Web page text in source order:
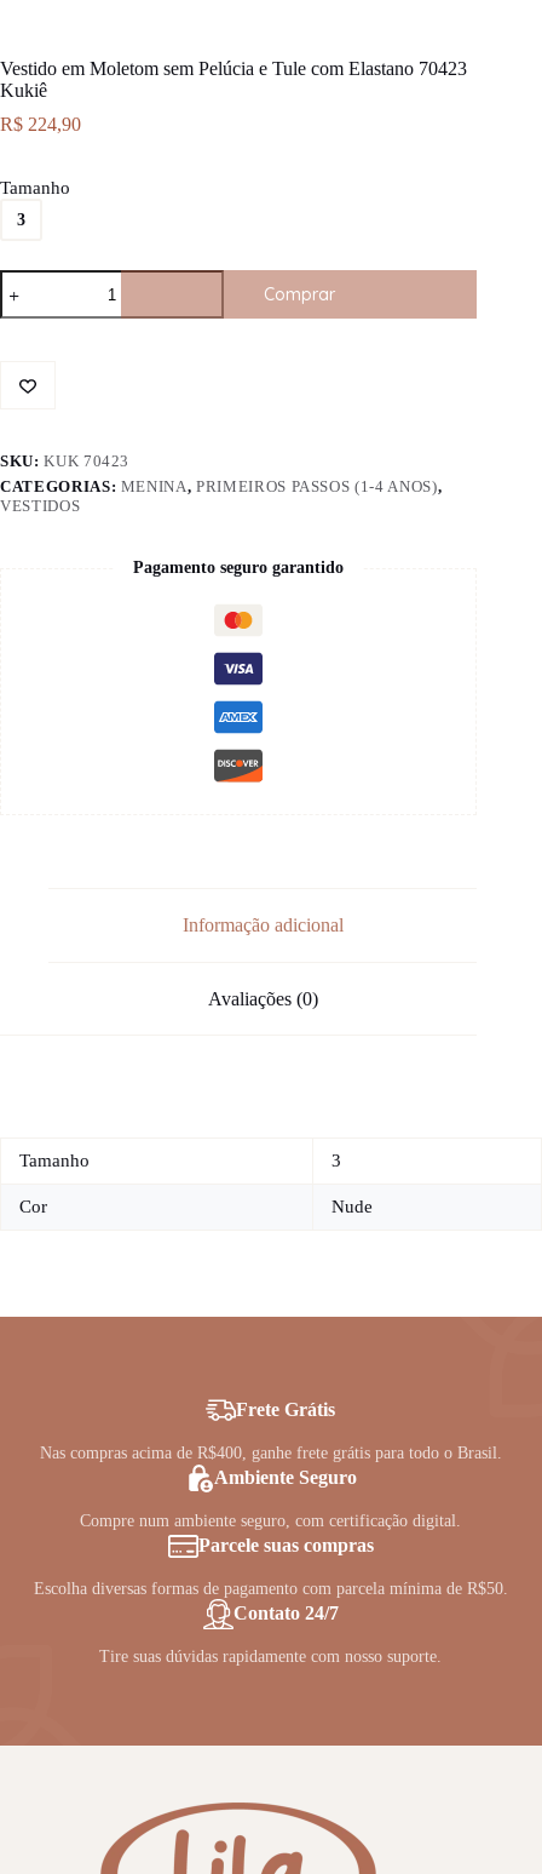
Vestido em Moletom sem Pelúcia e Tule com Elastano 70423
Kukiê
R$ 224,90
Tamanho
3
Vestido
em
Moletom
70423
Kukiê
quantidade
Comprar
SKU:KUK 70423
CATEGORIAS: MENINA,PRIMEIROS PASSOS (1-4 ANOS),
VESTIDOS
Pagamento seguro garantido
Informação adicional
Avaliações (0)
Tamanho 3
Cor Nude
Frete Grátis
Nas compras acima de R$400, ganhe frete grátis para todo o Brasil.
Ambiente Seguro
Compre num ambiente seguro, com certificação digital.
Parcele suas compras
Escolha diversas formas de pagamento com parcela mínima de R$50.
Contato 24/7
Tire suas dúvidas rapidamente com nosso suporte.